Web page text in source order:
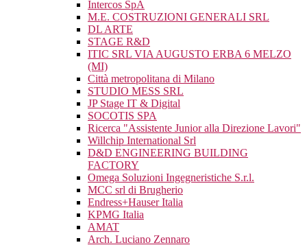
Intercos SpA
M.E. COSTRUZIONI GENERALI SRL
DL ARTE
STAGE R&D
ITIC SRL VIA AUGUSTO ERBA 6 MELZO
(MI)
Città metropolitana di Milano
STUDIO MESS SRL
JP Stage IT & Digital
SOCOTIS SPA
Ricerca "Assistente Junior alla Direzione Lavori"
Willchip International Srl
D&D ENGINEERING BUILDING
FACTORY
Omega Soluzioni Ingegneristiche S.r.l.
MCC srl di Brugherio
Endress+Hauser Italia
KPMG Italia
AMAT
Arch. Luciano Zennaro